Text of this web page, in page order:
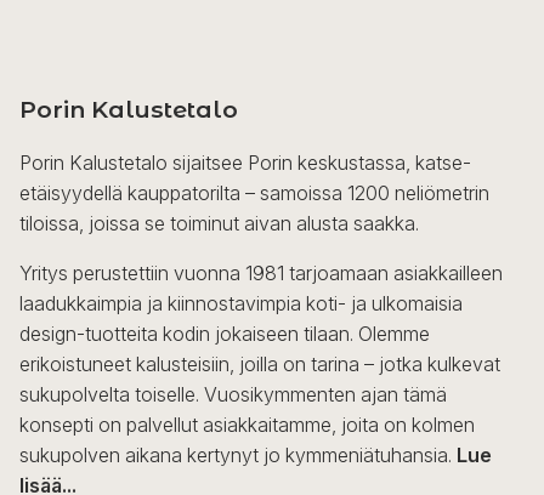
Porin Kalustetalo
Porin Kalustetalo sijaitsee Porin keskustassa, katse-
etäisyydellä kauppatorilta – samoissa 1200 neliömetrin
tiloissa, joissa se toiminut aivan alusta saakka.
Yritys perustettiin vuonna 1981 tarjoamaan asiakkailleen
laadukkaimpia ja kiinnostavimpia koti- ja ulkomaisia
design-tuotteita kodin jokaiseen tilaan. Olemme
erikoistuneet kalusteisiin, joilla on tarina – jotka kulkevat
sukupolvelta toiselle. Vuosikymmenten ajan tämä
konsepti on palvellut asiakkaitamme, joita on kolmen
sukupolven aikana kertynyt jo kymmeniätuhansia. Lue
lisää...